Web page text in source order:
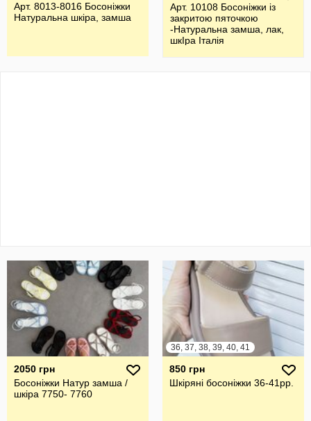
Арт. 8013-8016 Босоніжки
Натуральна шкіра, замша
Арт. 10108 Босоніжки із
закритою пяточкою
-Натуральна замша, лак,
шкІра Італія
2050 грн
Босоніжки Натур замша /
шкіра 7750- 7760
36, 37, 38, 39, 40, 41
850 грн
Шкіряні босоніжки 36-41рр.